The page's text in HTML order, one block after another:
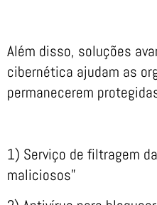
Além disso, soluções
cibernética ajudam as
permanecerem
1) Serviço de filtragem
maliciosos”